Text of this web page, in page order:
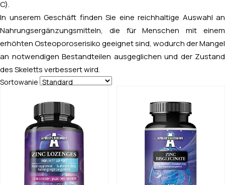
C).
In unserem Geschäft finden Sie eine reichhaltige Auswahl an
Nahrungsergänzungsmitteln, die für Menschen mit einem
erhöhten Osteoporoserisiko geeignet sind, wodurch der Mangel
an notwendigen Bestandteilen ausgeglichen und der Zustand
des Skeletts verbessert wird.
Sortowanie